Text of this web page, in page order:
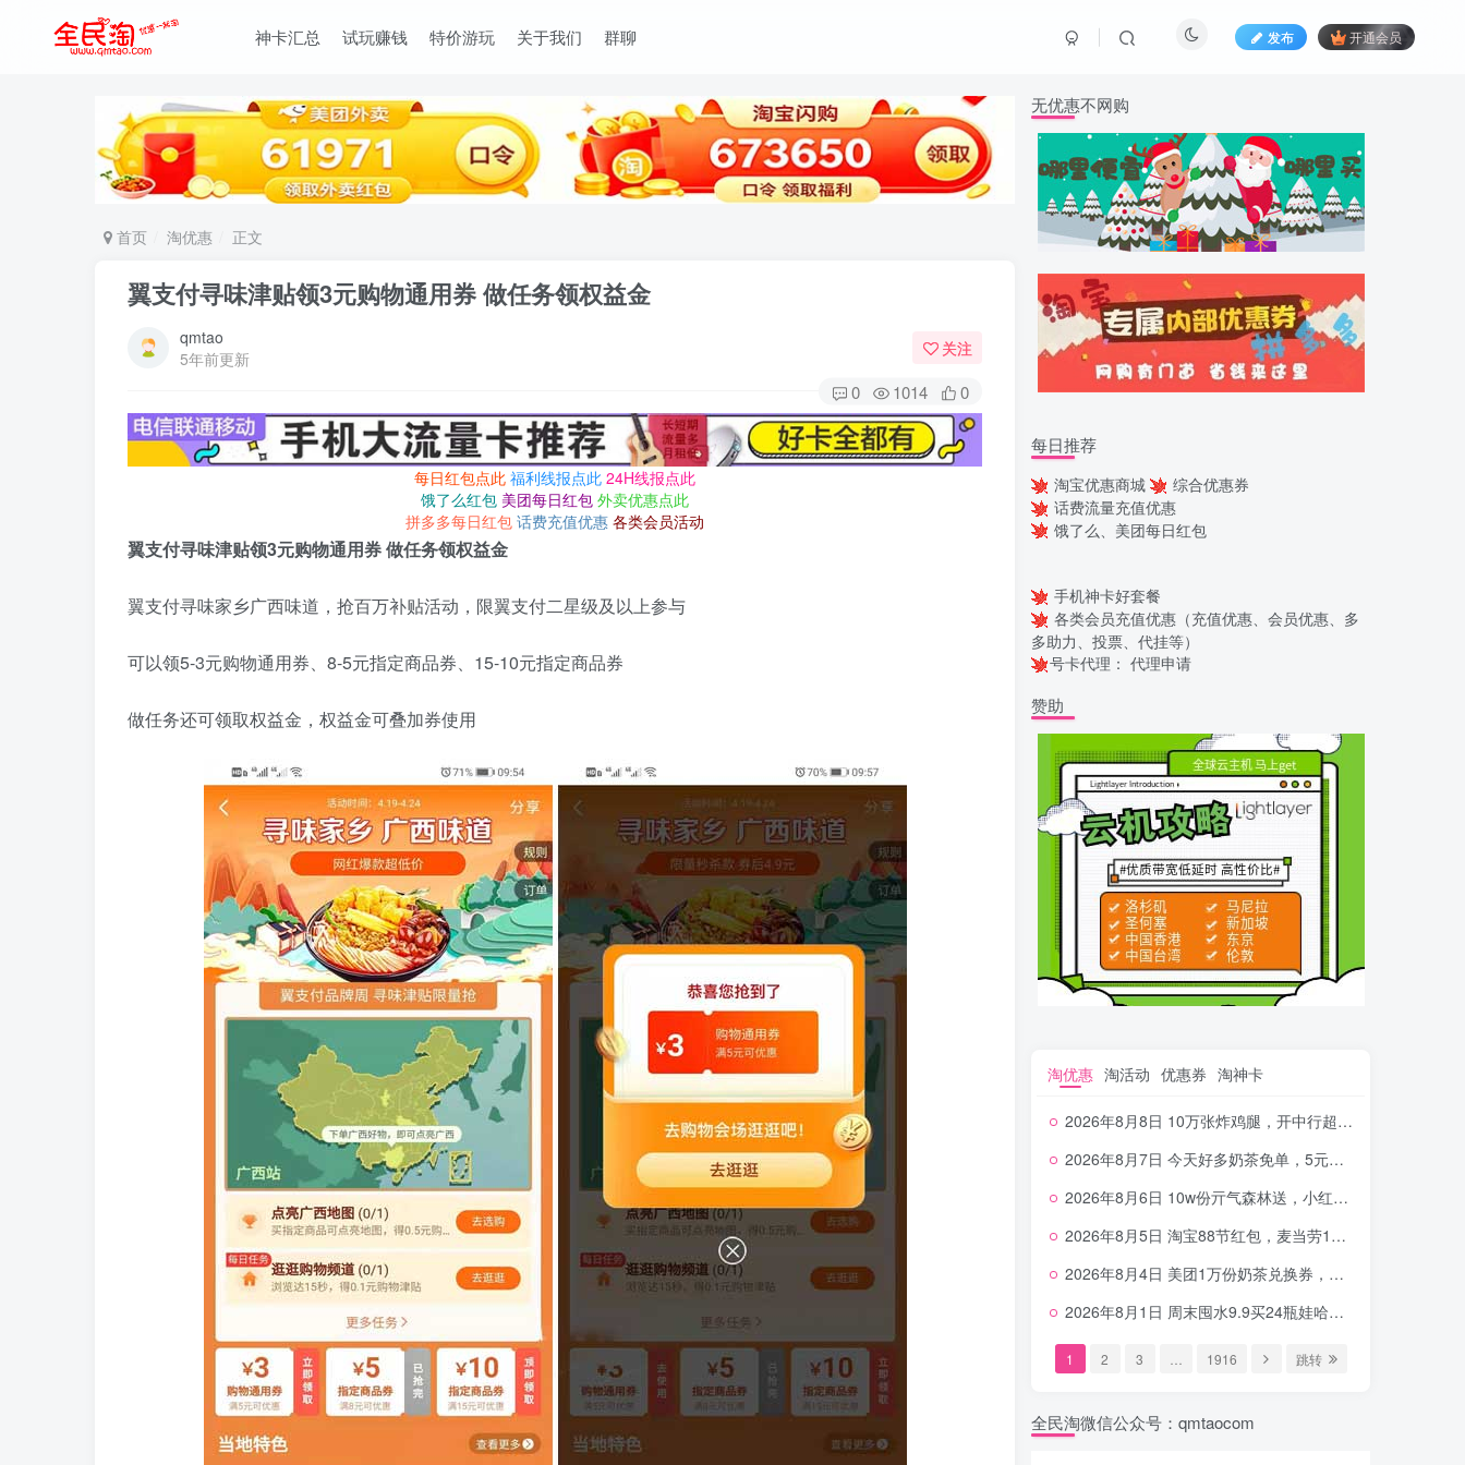
神卡汇总 试玩赚钱 特价游玩 关于我们 群聊 发布 开通会员
首页 淘优惠 正文
翼支付寻味津贴领3元购物通用券 做任务领权益金
qmtao
5年前更新
关注
0 1014 0
每日红包点此 福利线报点此 24H线报点此
饿了么红包 美团每日红包 外卖优惠点此
拼多多每日红包 话费充值优惠 各类会员活动
翼支付寻味津贴领3元购物通用券 做任务领权益金
翼支付寻味家乡广西味道，抢百万补贴活动，限翼支付二星级及以上参与
可以领5-3元购物通用券、8-5元指定商品券、15-10元指定商品券
做任务还可领取权益金，权益金可叠加券使用
无优惠不网购
每日推荐
淘宝优惠商城
综合优惠券
话费流量充值优惠
饿了么、美团每日红包
手机神卡好套餐
各类会员充值优惠（充值优惠、会员优惠、多
多助力、投票、代挂等）
号卡代理： 代理申请
赞助
淘优惠 淘活动 优惠券 淘神卡
2026年8月8日 10万张炸鸡腿，开中行超给利，美团奶茶0.01，加油券，千问1.8~18.8体验金等
2026年8月7日 今天好多奶茶免单，5元农行省钱卡，京东抢0.01沪上，邮储5.88元等
2026年8月6日 10w份亓气森林送，小红书12元无门槛，中行电费30-10，0元柠檬水+0撸汉堡等
2026年8月5日 淘宝88节红包，麦当劳150万份柠檬水，三万份瑞幸免单，霸王9万份0.01券等
2026年8月4日 美团1万份奶茶兑换券，农行5E卡，中行支付超给利，美团领18个冰激凌，小米每天领2-6元等等
2026年8月1日 周末囤水9.9买24瓶娃哈哈，建行100元京东券，移动5元话费，麦当劳甜筒，交行立减金等
1 2 3 1916 跳转
全民淘微信公众号：qmtaocom